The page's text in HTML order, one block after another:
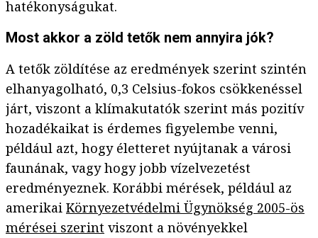
hatékonyságukat.
Most akkor a zöld tetők nem annyira jók?
A tetők zöldítése az eredmények szerint szintén
elhanyagolható, 0,3 Celsius-fokos csökkenéssel
járt, viszont a klímakutatók szerint más pozitív
hozadékaikat is érdemes figyelembe venni,
például azt, hogy életteret nyújtanak a városi
faunának, vagy hogy jobb vízelvezetést
eredményeznek. Korábbi mérések, például az
amerikai Környezetvédelmi Ügynökség 2005-ös
mérései szerint viszont a növényekkel